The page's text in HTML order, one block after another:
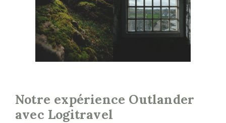
Notre expérience Outlander
avec Logitravel